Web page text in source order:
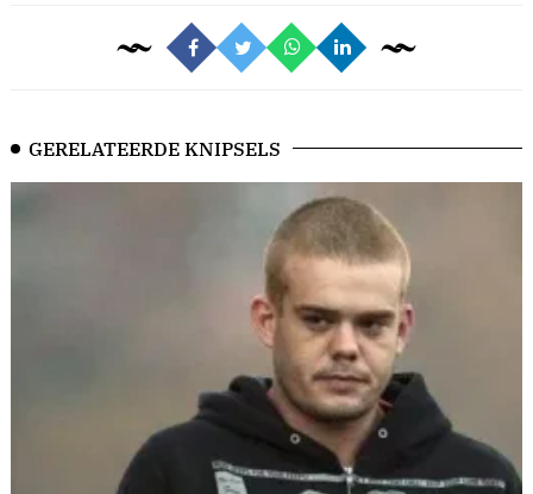
GERELATEERDE KNIPSELS